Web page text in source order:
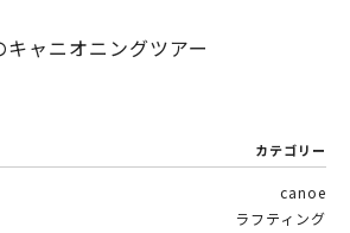
ャニオニングツアー
カテゴリー
canoe
ラフティング